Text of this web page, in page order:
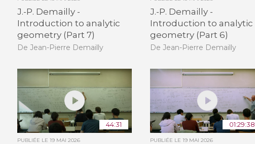
J.-P. Demailly -
Introduction to analytic
geometry (Part 7)
De Jean-Pierre Demailly
J.-P. Demailly -
Introduction to analytic
geometry (Part 6)
De Jean-Pierre Demailly
44:31
PUBLIÉE LE 19 MAI 2026
01:29:38
PUBLIÉE LE19 MAI 2026